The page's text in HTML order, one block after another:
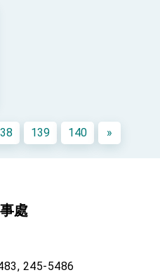
希望之光」為題發表2026新
主台灣國安行動方案」記者
台海和平 以決心掌握國家
灣 總統發表國慶演說
談話 盼面對未來挑戰 堅持
健前行
片
利桑納州設立「駐鳳凰城辦
台美交流合作
139 140 »
處
245-5486